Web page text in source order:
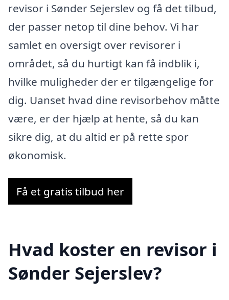
revisor i Sønder Sejerslev og få det tilbud,
der passer netop til dine behov. Vi har
samlet en oversigt over revisorer i
området, så du hurtigt kan få indblik i,
hvilke muligheder der er tilgængelige for
dig. Uanset hvad dine revisorbehov måtte
være, er der hjælp at hente, så du kan
sikre dig, at du altid er på rette spor
økonomisk.
Få et gratis tilbud her
Hvad koster en revisor i
Sønder Sejerslev?